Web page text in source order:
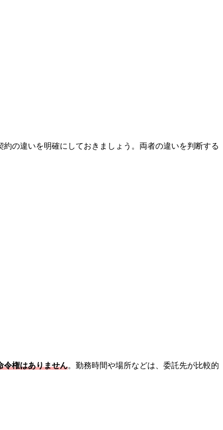
の違いを明確にしておきましょう。両者の違いを判断する
令権はありません。勤務時間や場所などは、委託先が比較的